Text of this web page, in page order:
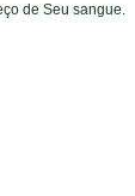
de Seu sangue.